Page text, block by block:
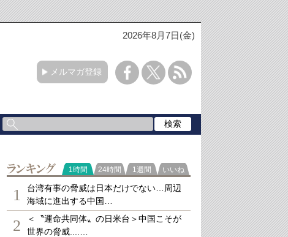
2026年8月7日(金)
メルマガ登録
ランキング
1時間 24時間 1週間 いいね
1
台湾有事の脅威は日本だけでない…周辺
海域に進出する中国…
2
＜〝運命共同体〟の日米台＞中国こそが
世界の脅威....…